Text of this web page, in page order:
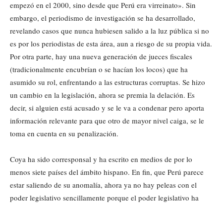
empezó en el 2000, sino desde que Perú era virreinato». Sin
embargo, el periodismo de investigación se ha desarrollado,
revelando casos que nunca hubiesen salido a la luz pública si no
es por los periodistas de esta área, aun a riesgo de su propia vida.
Por otra parte, hay una nueva generación de jueces fiscales
(tradicionalmente encubrían o se hacían los locos) que ha
asumido su rol, enfrentando a las estructuras corruptas. Se hizo
un cambio en la legislación, ahora se premia la delación. Es
decir, si alguien está acusado y se le va a condenar pero aporta
información relevante para que otro de mayor nivel caiga, se le
toma en cuenta en su penalización.
Coya ha sido corresponsal y ha escrito en medios de por lo
menos siete países del ámbito hispano. En fin, que Perú parece
estar saliendo de su anomalía, ahora ya no hay peleas con el
poder legislativo sencillamente porque el poder legislativo ha